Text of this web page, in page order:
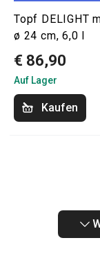
Topf DELIGHT
ø 24 cm, 6,0 l
€ 86,90
Auf Lager
Kaufen